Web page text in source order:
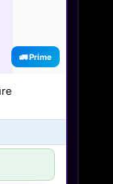
🚛 Prime